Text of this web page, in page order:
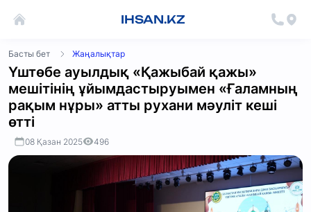
IHSAN.KZ
Басты бет Жаңалықтар
Үштөбе ауылдық «Қажыбай қажы»
мешітінің ұйымдастыруымен «Ғаламның
рақым нұры» атты рухани мәуліт кеші
өтті
08 Қазан 2025 496